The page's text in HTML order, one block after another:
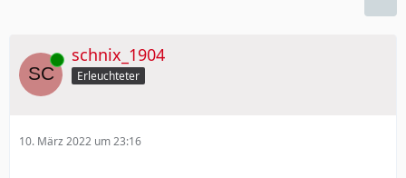
Online schnix_1904
Erleuchteter
10. März 2022 um 23:16